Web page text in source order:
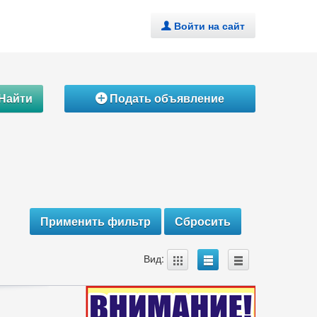
. Войти на сайт
ÁПодать объявление
Вид: A B C